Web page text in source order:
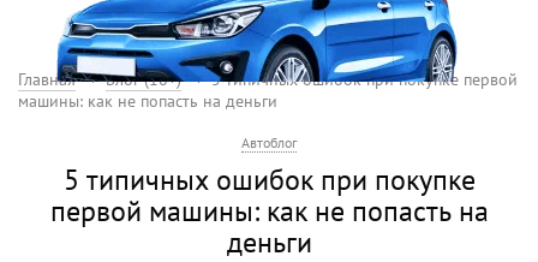
Главная Блог (18+)
5 типичных ошибок при покупке первой
машины: как не попасть на деньги
Автоблог
5 типичных ошибок при покупке
первой машины: как не попасть на
деньги